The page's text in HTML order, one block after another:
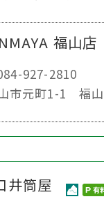
福山店
927-2810
市元町1-1 福
井筒屋